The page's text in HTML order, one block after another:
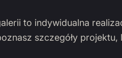
to indywidualna
szczegóły projektu,